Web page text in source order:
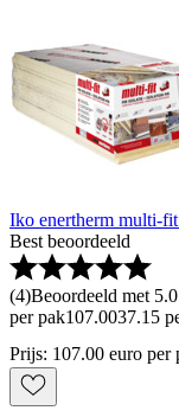
Iko enertherm multi-
Best beoordeeld
(4)Beoordeeld met
per pak107.0037.15
Prijs: 107.00 euro per